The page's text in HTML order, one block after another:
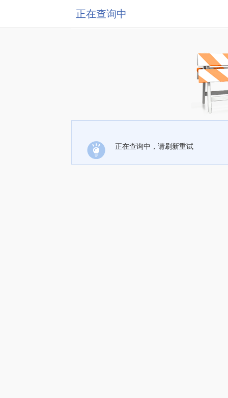
正在查询中
正在查询中，请刷新重试